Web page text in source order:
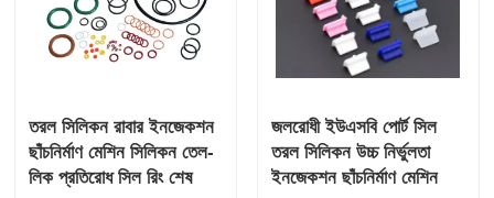
তরল সিলিকন রাবার ইনজেকশন
ছাঁচনির্মাণ মেশিন সিলিকন তেল-
লিক প্রতিরোধ সিল রিং শেষ
জলরোধী ইউএসবি পোর্ট সিল
তরল সিলিকন উচ্চ নির্ভুলতা
ইনজেকশন ছাঁচনির্মাণ মেশিন